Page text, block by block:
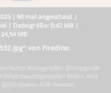
| 60 mal angeschaut|
| Dateigröße: 0,42 MB |
MB
von Firedino
Nutzer hochgeladen. Directupload
Inhalt des dargestellten Bildes, wird
unserer AGB handeln.